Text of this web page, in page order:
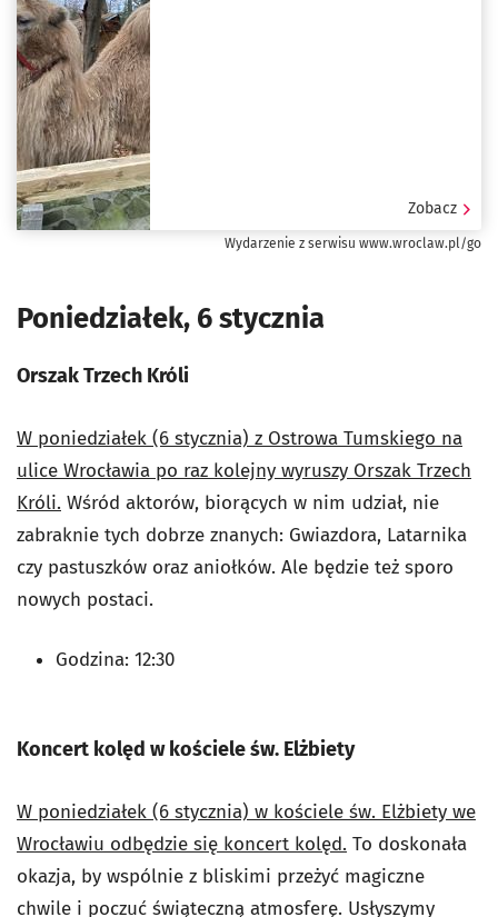
Zobacz
Wydarzenie z serwisu www.wroclaw.pl/go
Poniedziałek, 6 stycznia
Orszak Trzech Króli
W poniedziałek (6 stycznia) z Ostrowa Tumskiego na
ulice Wrocławia po raz kolejny wyruszy Orszak Trzech
Króli. Wśród aktorów, biorących w nim udział, nie
zabraknie tych dobrze znanych: Gwiazdora, Latarnika
czy pastuszków oraz aniołków. Ale będzie też sporo
nowych postaci.
Godzina: 12:30
Koncert kolęd w kościele św. Elżbiety
W poniedziałek (6 stycznia) w kościele św. Elżbiety we
Wrocławiu odbędzie się koncert kolęd. To doskonała
okazja, by wspólnie z bliskimi przeżyć magiczne
chwile i poczuć świąteczną atmosferę. Usłyszymy